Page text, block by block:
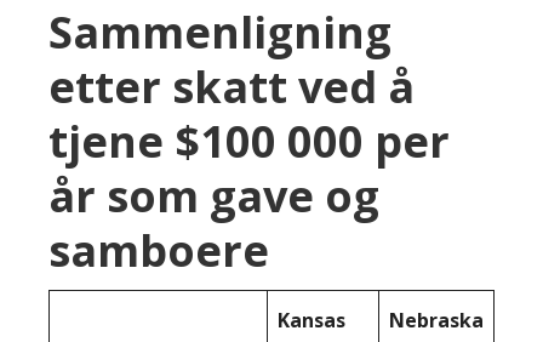
Sammenligning
etter skatt ved å
tjene $100 000 per
år som gave og
samboere
Kansas Nebraska